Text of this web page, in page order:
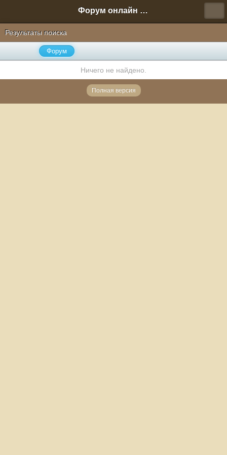
Форум онлайн игры "Новая Эра" (Нюра Биз)
Результаты поиска
Форум
Ничего не найдено.
Полная версия